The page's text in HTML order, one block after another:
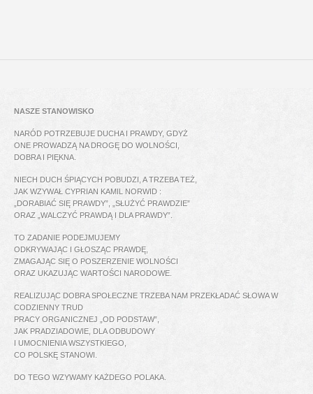
NASZE STANOWISKO
NARÓD POTRZEBUJE DUCHA I PRAWDY, GDYŻ
ONE PROWADZĄ NA DROGĘ DO WOLNOŚCI,
DOBRA I PIĘKNA.
NIECH DUCH ŚPIĄCYCH POBUDZI, A TRZEBA TEŻ,
JAK WZYWAŁ CYPRIAN KAMIL NORWID :
„DORABIAĆ SIĘ PRAWDY”, „SŁUŻYĆ PRAWDZIE”
ORAZ „WALCZYĆ PRAWDĄ I DLA PRAWDY”.
TO ZADANIE PODEJMUJEMY
ODKRYWAJĄC I GŁOSZĄC PRAWDĘ,
ZMAGAJĄC SIĘ O POSZERZENIE WOLNOŚCI
ORAZ UKAZUJĄC WARTOŚCI NARODOWE.
REALIZUJĄC DOBRA SPOŁECZNE TRZEBA NAM PRZEKŁADAĆ SŁOWA W
CODZIENNY TRUD
PRACY ORGANICZNEJ „OD PODSTAW”,
JAK PRADZIADOWIE, DLA ODBUDOWY
I UMOCNIENIA WSZYSTKIEGO,
CO POLSKĘ STANOWI.
DO TEGO WZYWAMY KAŻDEGO POLAKA.